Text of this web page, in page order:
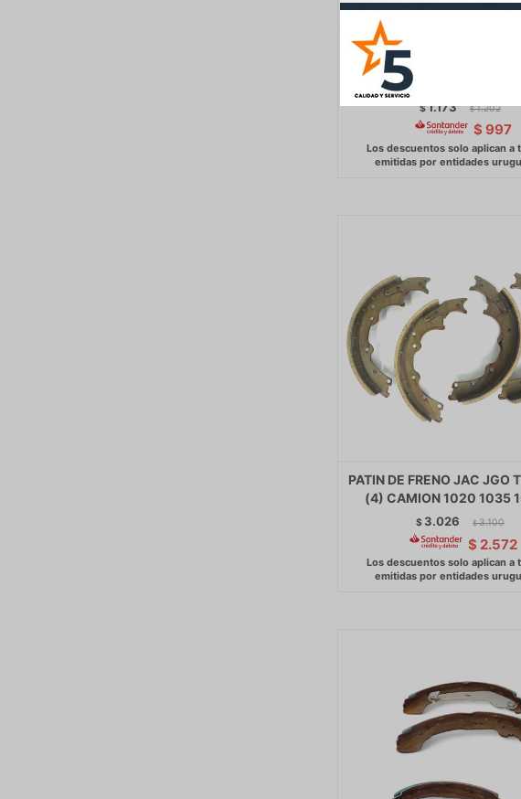
PATIN DE FRENO
PEUGEOT JGO. AX
$1.173 $ 1.202
$ 997
PATIN DE FRENO JAC JGO
(4) CAMION 1020 1035
$ 3.026 $ 3.100
$ 2.572